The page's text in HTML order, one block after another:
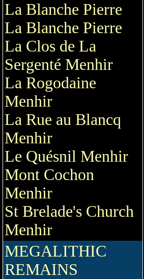
La Blanche Pierre
La Blanche Pierre
La Clos de La
Sergenté Menhir
La Rogodaine
Menhir
La Rue au Blancq
Menhir
Le Quésnil Menhir
Mont Cochon
Menhir
St Brelade's Church
Menhir
MEGALITHIC
REMAINS